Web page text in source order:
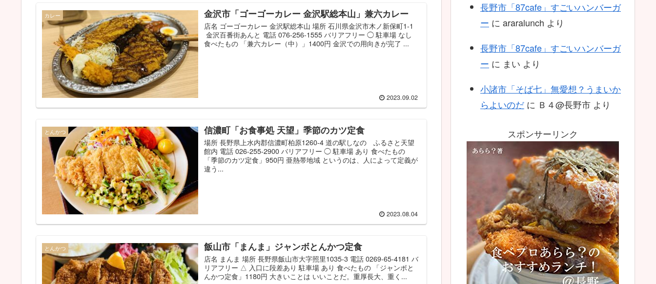
カレー 金沢市「ゴーゴーカレー 金沢駅総本山」兼六カレー
店名 ゴーゴーカレー 金沢駅総本山 場所 石川県金沢市木ノ新保町1-1
金沢百番街あんと 電話 076-256-1555 バリアフリー ◯ 駐車場 なし
食べたもの 「兼六カレー（中）」1400円 金沢での用向きが完了 ...
2023.09.02
とんかつ 信濃町「お食事処 天望」季節のカツ定食
場所 長野県上水内郡信濃町柏原1260-4 道の駅しなの ふるさと天望
館内 電話 026-255-2900 バリアフリー ◯ 駐車場 あり 食べたもの
「季節のカツ定食」950円 亜熱帯地域 というのは、人によって定義が
違う...
2023.08.04
とんかつ 飯山市「まんま」ジャンボとんかつ定食
店名 まんま 場所 長野県飯山市大字照里1035-3 電話 0269-65-4181 バ
リアフリー △ 入口に段差あり 駐車場 あり 食べたもの 「ジャンボと
んかつ定食」1180円 大きいことは いいことだ。重厚長大、重く...
長野市「87cafe」すごいハンバーガ
ー に araralunch より
長野市「87cafe」すごいハンバーガ
ー に まい より
小諸市「そば七」無愛想？うまいか
らよいのだ に Ｂ４@長野市 より
スポンサーリンク